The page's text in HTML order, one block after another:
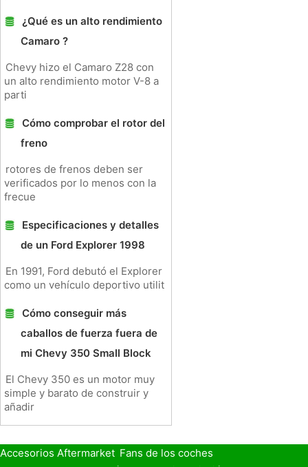
¿Qué es un alto rendimiento
Camaro ?
Chevy hizo el Camaro Z28 con
un alto rendimiento motor V-8 a
parti
Cómo comprobar el rotor del
freno
rotores de frenos deben ser
verificados por lo menos con la
frecue
Especificaciones y detalles
de un Ford Explorer 1998
En 1991, Ford debutó el Explorer
como un vehículo deportivo utilit
Cómo conseguir más
caballos de fuerza fuera de
mi Chevy 350 Small Block
El Chevy 350 es un motor muy
simple y barato de construir y
añadir
Accesorios Aftermarket Fans de los coches